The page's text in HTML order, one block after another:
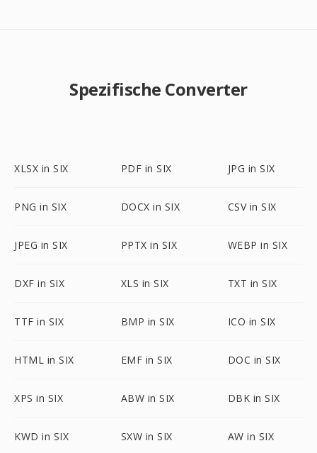
Spezifische Converter
XLSX in SIX PDF in SIX JPG in SIX
PNG in SIX DOCX in SIX CSV in SIX
JPEG in SIX PPTX in SIX WEBP in SIX
DXF in SIX XLS in SIX TXT in SIX
TTF in SIX BMP in SIX ICO in SIX
HTML in SIX EMF in SIX DOC in SIX
XPS in SIX ABW in SIX DBK in SIX
KWD in SIX SXW in SIX AW in SIX